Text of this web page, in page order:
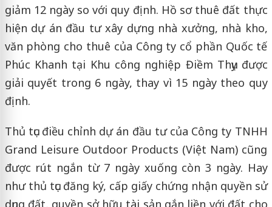
giảm 12 ngày so với quy định. Hồ sơ thuê đất thực
hiện dự án đầu tư xây dựng nhà xưởng, nhà kho,
văn phòng cho thuê của Công ty cổ phần Quốc tế
Phúc Khanh tại Khu công nghiệp Điềm Thụy được
giải quyết trong 6 ngày, thay vì 15 ngày theo quy
định.
Thủ tục điều chỉnh dự án đầu tư của Công ty TNHH
Grand Leisure Outdoor Products (Việt Nam) cũng
được rút ngắn từ 7 ngày xuống còn 3 ngày. Hay
như thủ tục đăng ký, cấp giấy chứng nhận quyền sử
dụng đất, quyền sở hữu tài sản gắn liền với đất cho